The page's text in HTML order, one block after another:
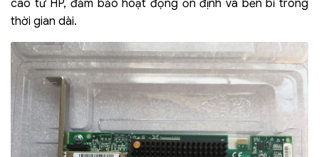
cao từ HP, đảm bảo hoạt động ổn định và bền bỉ trong
thời gian dài.